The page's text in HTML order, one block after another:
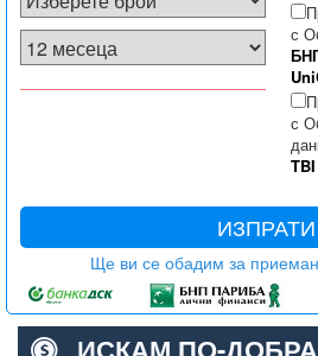
с
с
ИЗПРАТИ
Ще ви се обадим за